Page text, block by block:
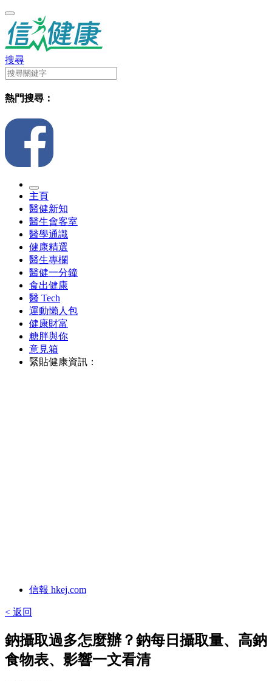
搜尋
熱門搜尋：
主頁
醫健新知
醫生會客室
醫學通識
健康精選
醫生專欄
醫健一分鐘
食出健康
醫 Tech
運動懶人包
健康財富
糖胖與你
意見箱
緊貼健康資訊：
信報 hkej.com
< 返回
鈉攝取過多怎麼辦？鈉每日攝取量、高鈉
食物表、影響一文看清